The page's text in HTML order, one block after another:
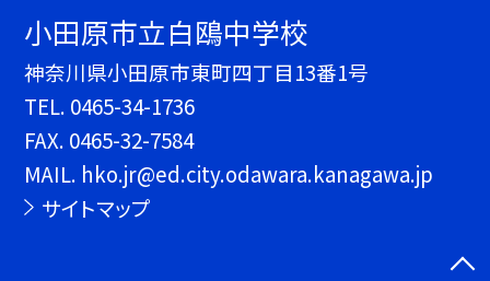
小田原市立白鴎中学校
神奈川県小田原市東町四丁目13番1号
TEL. 0465-34-1736
FAX. 0465-32-7584
MAIL. hko.jr@ed.city.odawara.kanagawa.jp
サイトマップ